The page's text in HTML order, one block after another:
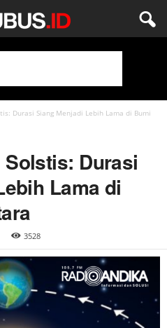
Durasi Siang Menjadi Lebih Lama di Bumi
Durasi
Lama di
3528